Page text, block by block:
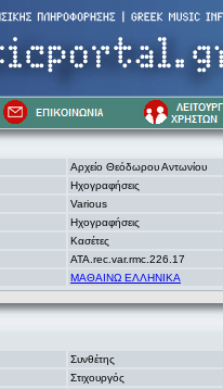
Αρχείο Θεόδωρου Αντωνίου
Ηχογραφήσεις
Various
Ηχογραφήσεις
Κασέτες
ATA.rec.var.rmc.226.17
ΜΑΘΑΙΝΩ ΕΛΛΗΝΙΚΑ
Συνθέτης
Στιχουργός